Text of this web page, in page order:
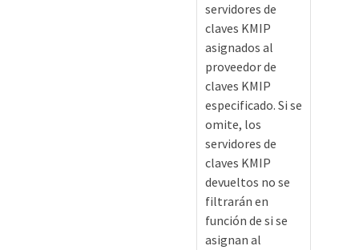
servidores de
claves KMIP
asignados al
proveedor de
claves KMIP
especificado. Si se
omite, los
servidores de
claves KMIP
devueltos no se
filtrarán en
función de si se
asignan al